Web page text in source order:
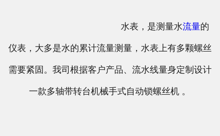
水表，是测量水流量的
仪表，大多是水的累计流量测量，水表上有多颗螺丝
需要紧固。我司根据客户产品、流水线量身定制设计
一款多轴带转台机械手式自动锁螺丝机 。